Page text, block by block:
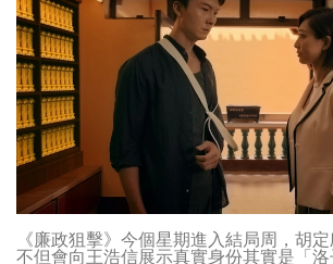
《廉政狙擊》今個星期進入結局周，胡定
不但會向王浩信展示真實身份其實是「